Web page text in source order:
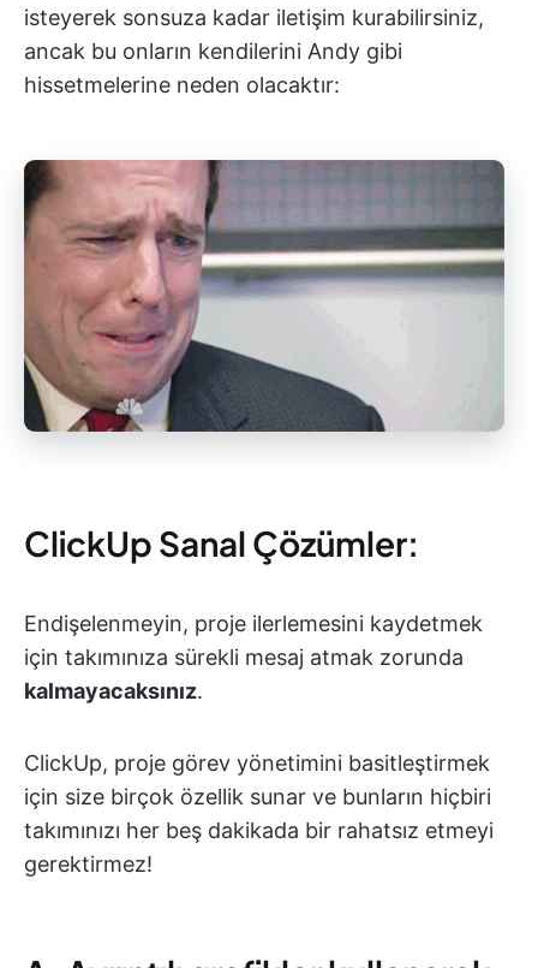
isteyerek sonsuza kadar iletişim kurabilirsiniz,
ancak bu onların kendilerini Andy gibi
hissetmelerine neden olacaktır:
ClickUp Sanal Çözümler:
Endişelenmeyin, proje ilerlemesini kaydetmek
için takımınıza sürekli mesaj atmak zorunda
kalmayacaksınız.
ClickUp, proje görev yönetimini basitleştirmek
için size birçok özellik sunar ve bunların hiçbiri
takımınızı her beş dakikada bir rahatsız etmeyi
gerektirmez!